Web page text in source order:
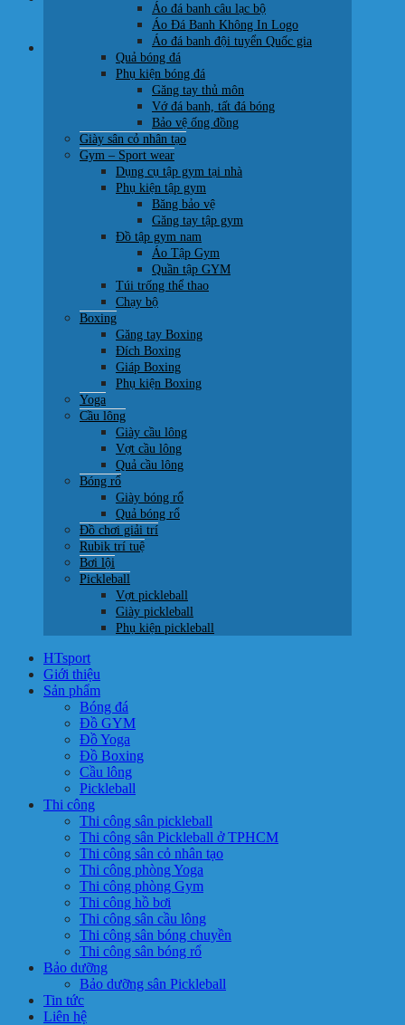
0707 22 77 93
Chưa có sản phẩm trong giỏ hàng.
Quay trở lại cửa hàng
Áo đá banh câu lạc bộ
Áo Đá Banh Không In Logo
Áo đá banh đội tuyển Quốc gia
Quả bóng đá
Phụ kiện bóng đá
Găng tay thủ môn
Vớ đá banh, tất đá bóng
Bảo vệ ống đồng
Giày sân cỏ nhân tạo
Gym – Sport wear
Dụng cụ tập gym tại nhà
Phụ kiện tập gym
Băng bảo vệ
Găng tay tập gym
Đồ tập gym nam
Áo Tập Gym
Quần tập GYM
Túi trống thể thao
Chạy bộ
Boxing
Găng tay Boxing
Đích Boxing
Giáp Boxing
Phụ kiện Boxing
Yoga
Cầu lông
Giày cầu lông
Vợt cầu lông
Quả cầu lông
Bóng rổ
Giày bóng rổ
Quả bóng rổ
Đồ chơi giải trí
Rubik trí tuệ
Bơi lội
Pickleball
Vợt pickleball
Giày pickleball
Phụ kiện pickleball
HTsport
Giới thiệu
Sản phẩm
Bóng đá
Đồ GYM
Đồ Yoga
Đồ Boxing
Cầu lông
Pickleball
Thi công
Thi công sân pickleball
Thi công sân Pickleball ở TPHCM
Thi công sân cỏ nhân tạo
Thi công phòng Yoga
Thi công phòng Gym
Thi công hồ bơi
Thi công sân cầu lông
Thi công sân bóng chuyền
Thi công sân bóng rổ
Bảo dưỡng
Bảo dưỡng sân Pickleball
Tin tức
Liên hệ